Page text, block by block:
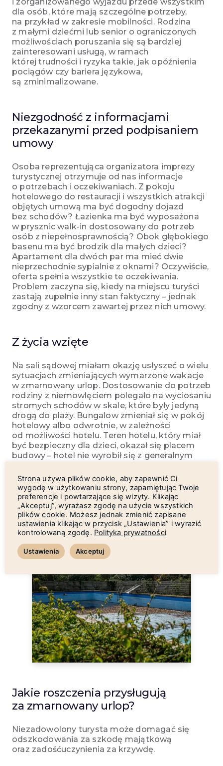
dla osób, które mają szczególne potrzeby,
na przykład w zakresie mobilności. Rodzina
z małymi dziećmi lub senior o ograniczonych
możliwościach poruszania się są bardziej
zainteresowani usługą, w ramach
której trudności i ryzyka takie, jak opóźnienia
pociągów czy bariera językowa,
są zminimalizowane.
Niezgodność z informacjami
przekazanymi przed podpisaniem
umowy
Osoba reprezentująca organizatora imprezy
turystycznej otrzymuje od nas informacje
o potrzebach i oczekiwaniach. Z pokoju
hotelowego do restauracji i wszystkich atrakcji
objętych umową ma być dogodny dojazd
bez schodów? Łazienka ma być wyposażona
w prysznic walk-in dostosowany do potrzeb
osób z niepełnosprawnością? Obok głębokiego
basenu ma być brodzik dla małych dzieci?
Apartament dla dwóch par ma mieć dwie
nieprzechodnie sypialnie z oknami? Oczywiście,
oferta spełnia wszystkie te oczekiwania.
Problem zaczyna się, kiedy na miejscu turyści
zastają zupełnie inny stan faktyczny – jednak
zgodny z wzorcem zawartej przez nich umowy.
Z życia wzięte
Na sali sądowej miałam okazję usłyszeć o wielu
sytuacjach zmieniających wymarzone wakacje
w zmarnowany urlop. Dostosowanie do potrzeb
rodziny z niemowlęciem polegało na wyciosaniu
stromych schodów w skale, które były jedyną
drogą do plaży. Bungalow zmieniał się w pokój
hotelowy albo odwrotnie, w zależności
od możliwości hotelu. Teren hotelu, który miał
być bezpieczny dla dzieci, okazał się placem
budowy – hotel nie wyrobił się z generalnym
basenów zawartych w opisie wyposażenia
hotelu czynne były dwa, o wątpliwym poziomie
higieny. No i wisienka na torcie –
zakwaterowanie w hotelu innym, niż
przedstawiony w ofercie, i niekoniecznie
o porównywalnym standardzie.
Jakie roszczenia przysługują
za zmarnowany urlop?
Niezadowolony turysta może domagać się
odszkodowania za szkodę majątkową
oraz zadośćuczynienia za krzywdę.
Strona używa plików cookie, aby zapewnić Ci
wygodę w użytkowaniu strony, zapamiętując Twoje
preferencje i powtarzające się wizyty. Klikając
„Akceptuj”, wyrażasz zgodę na użycie wszystkich
plików cookie. Możesz jednak zmienić zapisane
ustawienia klikając w przycisk „Ustawienia” i wyrazić
kontrolowaną zgodę. Polityka prywatności
Ustawienia Akceptuj